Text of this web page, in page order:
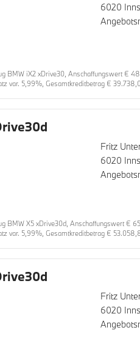
6020
BMW iX2 xDrive30, Anschaffungswert
5,99%, Gesamtkreditbetrag €
Fritz
6020
BMW X5 xDrive30d, Anschaffungswert
5,99%, Gesamtkreditbetrag €
Fritz
6020